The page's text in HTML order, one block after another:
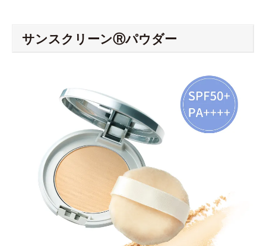
サンスクリーンⓇパウダー